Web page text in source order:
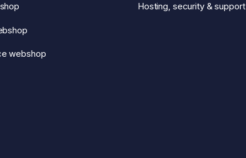
webshop
Hosting, security & support